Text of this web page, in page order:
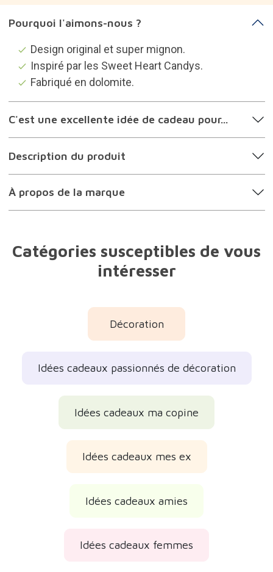
Pourquoi l'aimons-nous ?
Design original et super mignon.
Inspiré par les Sweet Heart Candys.
Fabriqué en dolomite.
C'est une excellente idée de cadeau pour...
Description du produit
À propos de la marque
Catégories susceptibles de vous
intéresser
Décoration
Idées cadeaux passionnés de décoration
Idées cadeaux ma copine
Idées cadeaux mes ex
Idées cadeaux amies
Idées cadeaux femmes